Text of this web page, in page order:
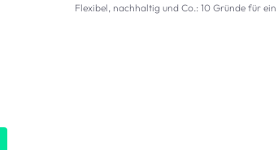
Flexibel, nachhaltig und Co.: 10 Gründe für